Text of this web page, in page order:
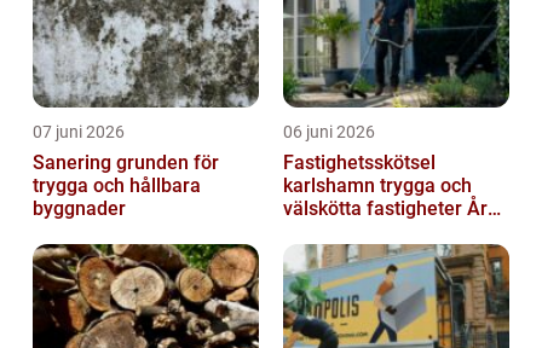
07 juni 2026
Sanering grunden för
trygga och hållbara
byggnader
06 juni 2026
Fastighetsskötsel
karlshamn trygga och
välskötta fastigheter Året